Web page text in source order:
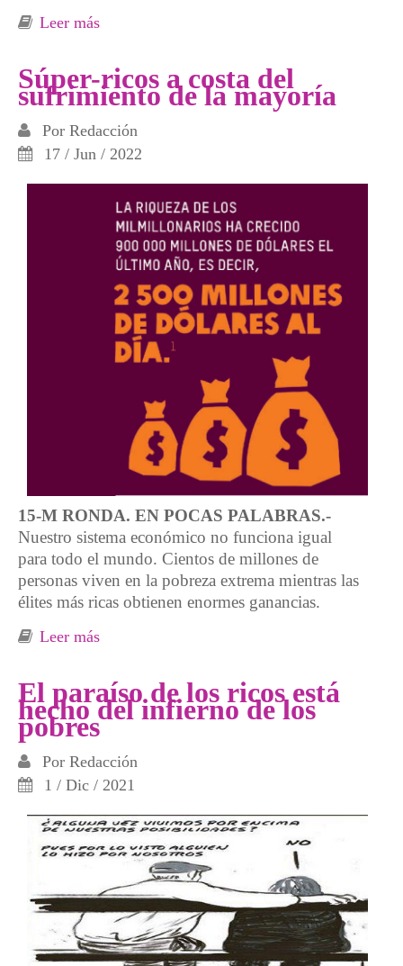
Leer más
Súper-ricos a costa del
sufrimiento de la mayoría
Por Redacción
17 / Jun / 2022
15-M RONDA. EN POCAS PALABRAS.-
Nuestro sistema económico no funciona igual
para todo el mundo. Cientos de millones de
personas viven en la pobreza extrema mientras las
élites más ricas obtienen enormes ganancias.
Leer más
El paraíso de los ricos está
hecho del infierno de los
pobres
Por Redacción
1 / Dic / 2021